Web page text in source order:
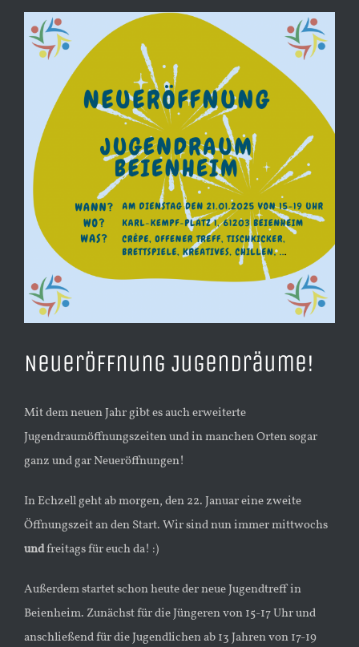
View
Larger
Neueröffnung Jugendräume!
Mit dem neuen Jahr gibt es auch erweiterte
Jugendraumöffnungszeiten und in manchen Orten sogar
ganz und gar Neueröffnungen!
In Echzell geht ab morgen, den 22. Januar eine zweite
Öffnungszeit an den Start. Wir sind nun immer mittwochs
undfreitags für euch da! :)
Außerdem startet schon heute der neue Jugendtreff in
Beienheim. Zunächst für die Jüngeren von 15-17 Uhr und
anschließend für die Jugendlichen ab 13 Jahren von 17-19